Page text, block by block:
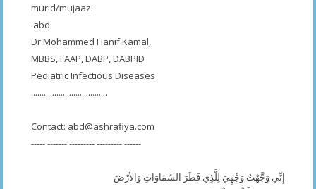
murid/mujaaz:
'abd
Dr Mohammed Hanif Kamal,
MBBS, FAAP, DABP, DABPID
Pediatric Infectious Diseases
....................................
Contact: abd@ashrafiya.com
----- ------- --------- --------- ------
إِنِّي وَجَّهْتُ وَجْهِيَ لِلَّذِي فَطَرَ السَّمَاوَاتِ وَالأَرْضَ